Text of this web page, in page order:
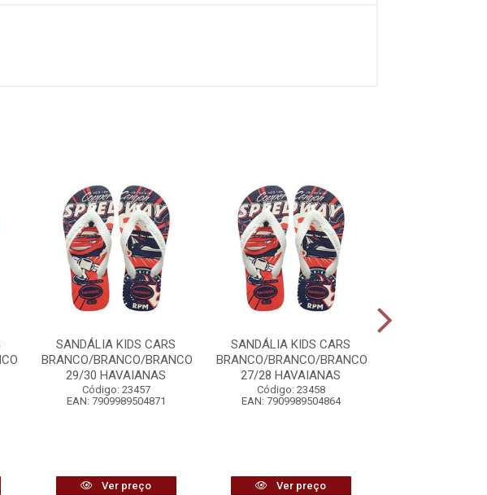
SANDÁLIA KIDS CARS
BRANCO/BRANCO/BRANCO
29/30 HAVAIANAS
Código: 23457
EAN: 7909989504871
Ver preço
SANDÁLIA KIDS CARS
BRANCO/BRANCO/BRANCO
27/28 HAVAIANAS
Código: 23458
EAN: 7909989504864
Ver preço